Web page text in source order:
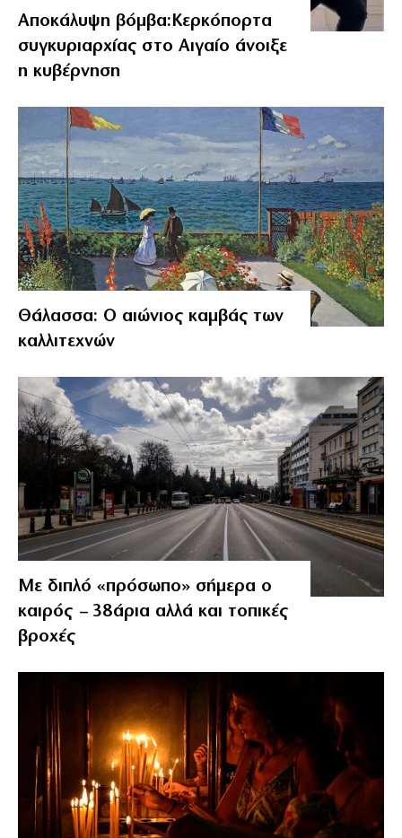
Αποκάλυψη βόμβα:Κερκόπορτα
συγκυριαρχίας στο Αιγαίο άνοιξε
η κυβέρνηση
Θάλασσα: Ο αιώνιος καμβάς των
καλλιτεχνών
Με διπλό «πρόσωπο» σήμερα ο
καιρός – 38άρια αλλά και τοπικές
βροχές